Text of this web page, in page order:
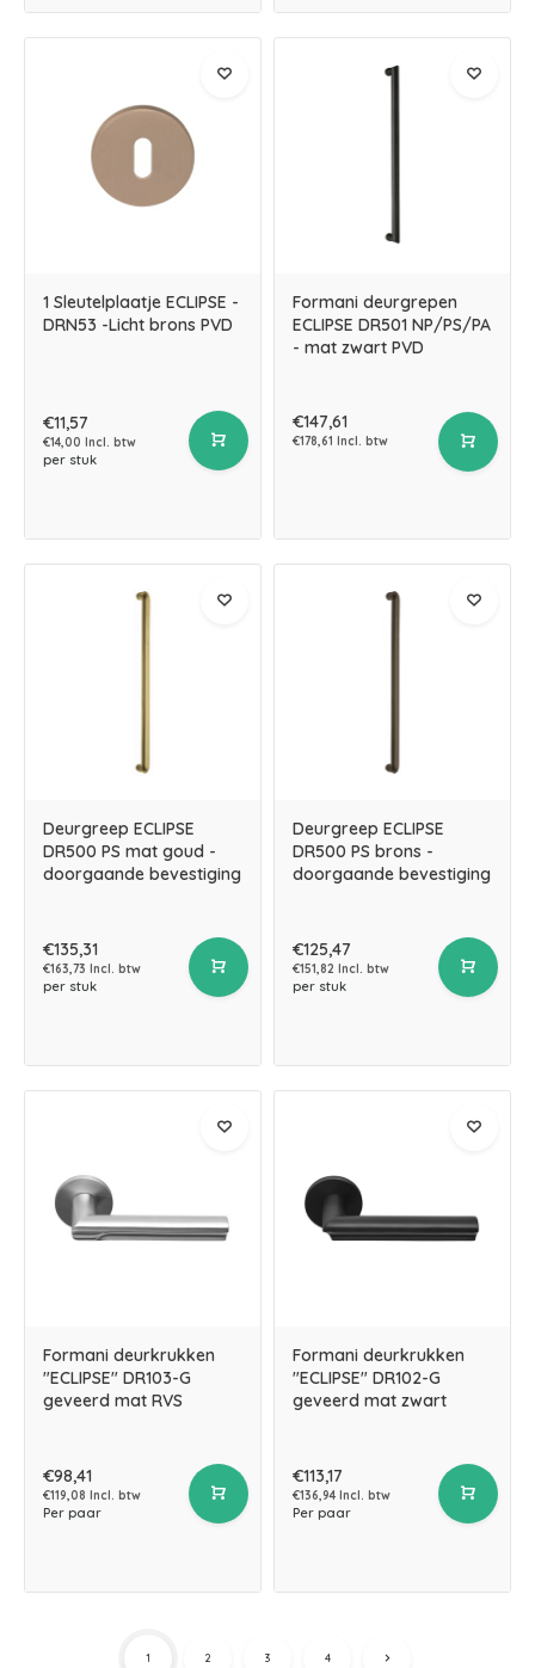
1 Sleutelplaatje ECLIPSE -
DRN53 -Licht brons PVD
€11,57
€14,00 Incl. btw
per stuk
Formani deurgrepen
ECLIPSE DR501 NP/PS/PA
- mat zwart PVD
€147,61
€178,61 Incl. btw
Deurgreep ECLIPSE
DR500 PS mat goud -
doorgaande bevestiging
€135,31
€163,73 Incl. btw
per stuk
Deurgreep ECLIPSE
DR500 PS brons -
doorgaande bevestiging
€125,47
€151,82 Incl. btw
per stuk
Formani deurkrukken
"ECLIPSE" DR103-G
geveerd mat RVS
€98,41
€119,08 Incl. btw
Per paar
Formani deurkrukken
"ECLIPSE" DR102-G
geveerd mat zwart
€113,17
€136,94 Incl. btw
Per paar
1 2 3 4